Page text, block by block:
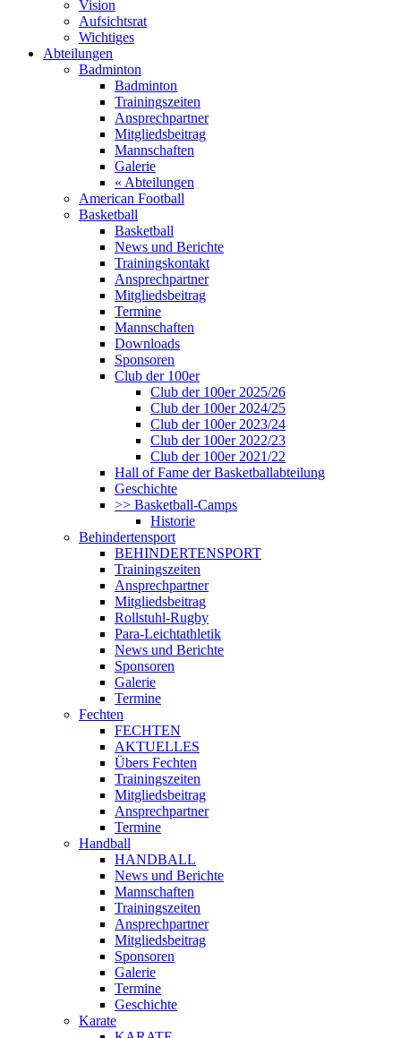
Vision
Aufsichtsrat
Wichtiges
Abteilungen
Badminton
Badminton
Trainingszeiten
Ansprechpartner
Mitgliedsbeitrag
Mannschaften
Galerie
« Abteilungen
American Football
Basketball
Basketball
News und Berichte
Trainingskontakt
Ansprechpartner
Mitgliedsbeitrag
Termine
Mannschaften
Downloads
Sponsoren
Club der 100er
Club der 100er 2025/26
Club der 100er 2024/25
Club der 100er 2023/24
Club der 100er 2022/23
Club der 100er 2021/22
Hall of Fame der Basketballabteilung
Geschichte
>> Basketball-Camps
Historie
Behindertensport
BEHINDERTENSPORT
Trainingszeiten
Ansprechpartner
Mitgliedsbeitrag
Rollstuhl-Rugby
Para-Leichtathletik
News und Berichte
Sponsoren
Galerie
Termine
Fechten
FECHTEN
AKTUELLES
Übers Fechten
Trainingszeiten
Mitgliedsbeitrag
Ansprechpartner
Termine
Handball
HANDBALL
News und Berichte
Mannschaften
Trainingszeiten
Ansprechpartner
Mitgliedsbeitrag
Sponsoren
Galerie
Termine
Geschichte
Karate